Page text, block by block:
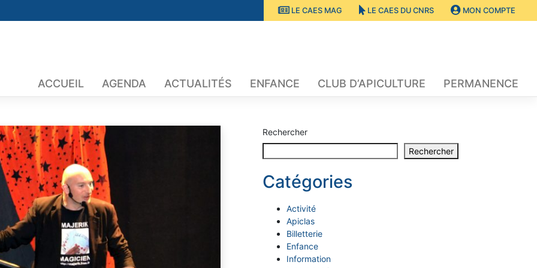
LE CAES MAG LE CAES DU CNRS MON COMPTE
ACCUEIL AGENDA ACTUALITÉS ENFANCE CLUB D’APICULTURE PERMANENCE
Rechercher
Rechercher
Catégories
Activité
Apiclas
Billetterie
Enfance
Information